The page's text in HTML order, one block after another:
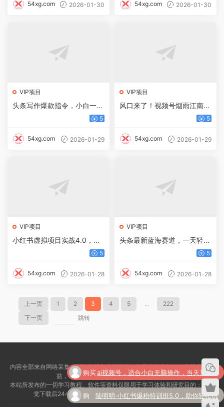
54xg.com 2026-01-30 54xg.com 2026-01-30
VIP项目
头条写作爆款指令，小白一键
5
54xg.com 2026-01-29
VIP项目
风口来了！视频号烟雨江南赛
5
54xg.com 2026-01-29
VIP项目
小红书虚拟项目实战4.0，抓
住平台规则调整，单店日入55
54xg.com 2026-01-28
VIP项目
头条最新蓝海赛道，一天轻松
大几百，每天花十分钟也能月
5
54xg.com 2026-01-28
上一页 1 2 3 4 5 ...
222
下一页
跳转
内容全部来自网络采集，版权争议与本站无关，如果您认为侵犯了您的合法权
益，请联系我们5076525@qq.com删除！
本站所发布的一切学习教程、软件等资料仅限用于学习体验和研究目的：请自
觉下载后24小时内删除，如果您喜欢该资料，请支特正版！
购
买
了
陆明明·小红书爆粉特训班5.0，助你轻松玩
转小红书平台价值1380元
购买
《全案成交100》全案全流程4段25步100